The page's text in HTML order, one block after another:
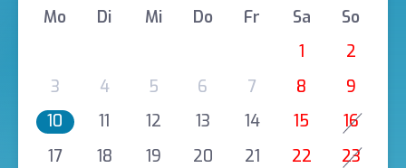
Mo Di Mi Do Fr Sa
So
1
2
3
4 5 6 7 8
9
10
11 12 13 14 15
16
17
18 19 20 21 22
23